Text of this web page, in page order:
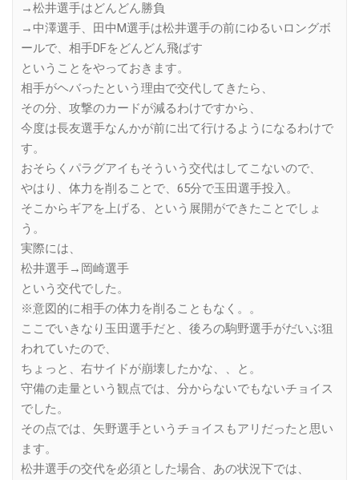
→松井選手はどんどん勝負
→中澤選手、田中M選手は松井選手の前にゆるいロングボ
ールで、相手DFをどんどん飛ばす
ということをやっておきます。
相手がヘバったという理由で交代してきたら、
その分、攻撃のカードが減るわけですから、
今度は長友選手なんかが前に出て行けるようになるわけで
す。
おそらくパラグアイもそういう交代はしてこないので、
やはり、体力を削ることで、65分で玉田選手投入。
そこからギアを上げる、という展開ができたことでしょ
う。
実際には、
松井選手→岡崎選手
という交代でした。
※意図的に相手の体力を削ることもなく。。
ここでいきなり玉田選手だと、後ろの駒野選手がだいぶ狙
われていたので、
ちょっと、右サイドが崩壊したかな、、と。
守備の走量という観点では、分からないでもないチョイス
でした。
その点では、矢野選手というチョイスもアリだったと思い
ます。
松井選手の交代を必須とした場合、あの状況下では、